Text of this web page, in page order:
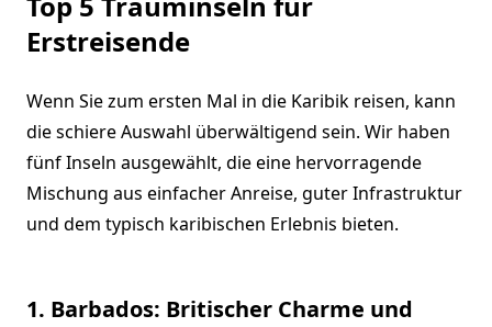
Erstreisende
Wenn Sie zum ersten Mal in die Karibik reisen, kann
die schiere Auswahl überwältigend sein. Wir haben
fünf Inseln ausgewählt, die eine hervorragende
Mischung aus einfacher Anreise, guter Infrastruktur
und dem typisch karibischen Erlebnis bieten.
1. Barbados: Britischer Charme und